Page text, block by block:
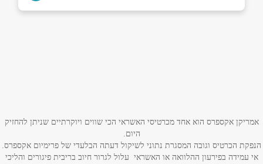
באתר
אימייל*
אמריקן אקספרס הוא אחד מכרטיסי האשראי הכי שווים ויוקרתיים שניתן להחזיק
היום.
הנפקת הכרטיס וגובה המסגרת נתוני לשיקול דעתה הבלעדי של פרימיום אקספרס.
אי עמידה בפירעון ההלוואה או האשראי עלול לגרור חיוב בריבית פיגורים והליכי